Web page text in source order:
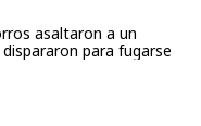
asaltaron a un
para fugarse